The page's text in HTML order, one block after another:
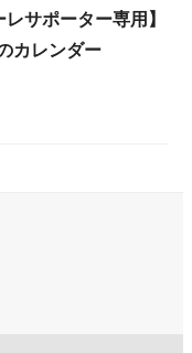
レサポーター専用】
カレンダー